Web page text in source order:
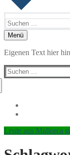
nach:
Menü
Eigenen Text hier
Suchen
nach:
Leute aus Mallorca